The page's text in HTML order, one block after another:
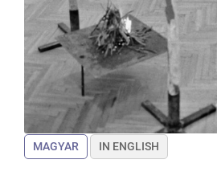
MAGYAR IN ENGLISH